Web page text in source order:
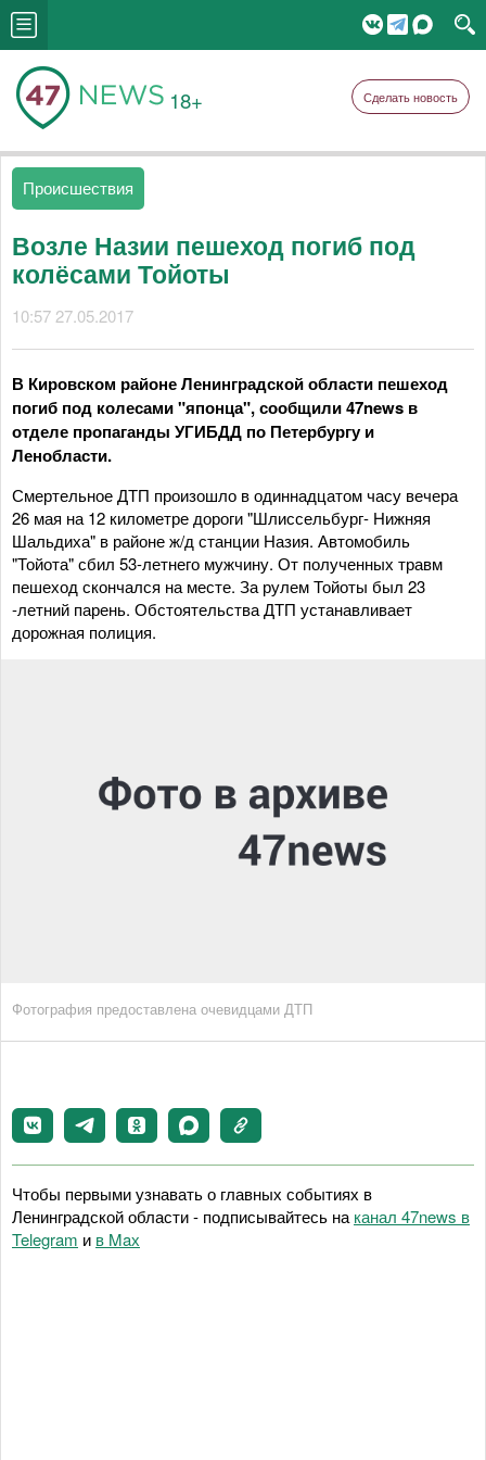
18+ Сделать новость
Происшествия
Возле Назии пешеход погиб под
колёсами Тойоты
10:57 27.05.2017
В Кировском районе Ленинградской области пешеход
погиб под колесами "японца", сообщили 47news в
отделе пропаганды УГИБДД по Петербургу и
Ленобласти.
Смертельное ДТП произошло в одиннадцатом часу вечера
26 мая на 12 километре дороги "Шлиссельбург- Нижняя
Шальдиха" в районе ж/д станции Назия. Автомобиль
"Тойота" сбил 53-летнего мужчину. От полученных травм
пешеход скончался на месте. За рулем Тойоты был 23
-летний парень. Обстоятельства ДТП устанавливает
дорожная полиция.
Фотография предоставлена очевидцами ДТП
Чтобы первыми узнавать о главных событиях в
Ленинградской области - подписывайтесь на канал 47news в
Telegram и в Maх